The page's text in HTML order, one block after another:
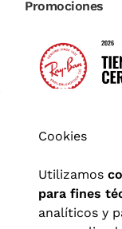
Promociones
Cookies
Utilizamos
para fines
analíticos y